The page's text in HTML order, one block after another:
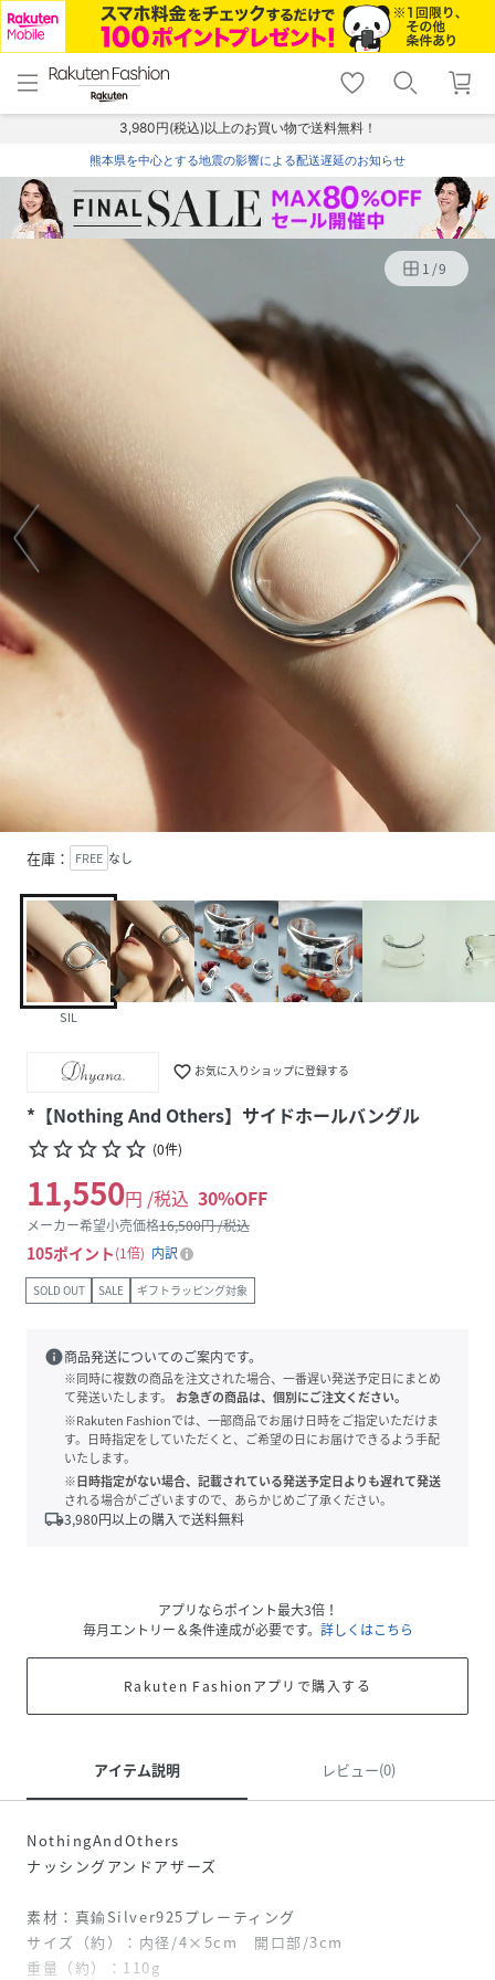
menu home
トップ
shopping_cart lock_outline
ログイン
3,980円(税込)以上のお買い物で送料無料！
熊本県を中心とする地震の影響による配送遅延のお知らせ
1 /9
在庫： FREE なし
SIL
favorite_border お気に入りショップに登録する
*【Nothing And Others】サイドホールバングル
star_borderstar_borderstar_borderstar_borderstar_border (0件)
11,550円 /税込 30%OFF
メーカー希望小売価格16,500円 /税込
105ポイント 1倍 内訳
SOLD OUT SALE ギフトラッピング対象
info商品発送についてのご案内です。
※同時に複数の商品を注文された場合、一番遅い発送予定日にまとめ
て発送いたします。
お急ぎの商品は、個別にご注文ください。
※Rakuten Fashionでは、一部商品でお届け日時をご指定いただけま
す。日時指定をしていただくと、ご希望の日にお届けできるよう手配
いたします。
※日時指定がない場合、記載されている発送予定日よりも遅れて発送
される場合がございますので、あらかじめご了承ください。
local_shipping3,980円以上の購入で送料無料
アプリならポイント最大3倍！
毎月エントリー＆条件達成が必要です。 詳しくはこちら
Rakuten Fashionアプリで購入する
アイテム説明 レビュー(0)
NothingAndOthers
ナッシングアンドアザーズ
素材：真鍮Silver925プレーティング
サイズ（約）：内径/4×5cm 開口部/3cm
重量（約）：110g